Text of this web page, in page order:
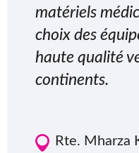
matériels
choix des
haute qualité
continents.
Rte. Mharza